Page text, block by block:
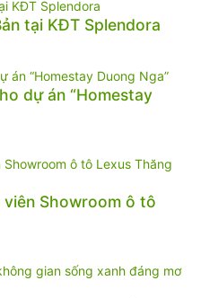
tại KĐT Splendora
dự án “Homestay
Showroom ô tô